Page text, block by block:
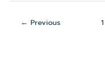
← Previous 1